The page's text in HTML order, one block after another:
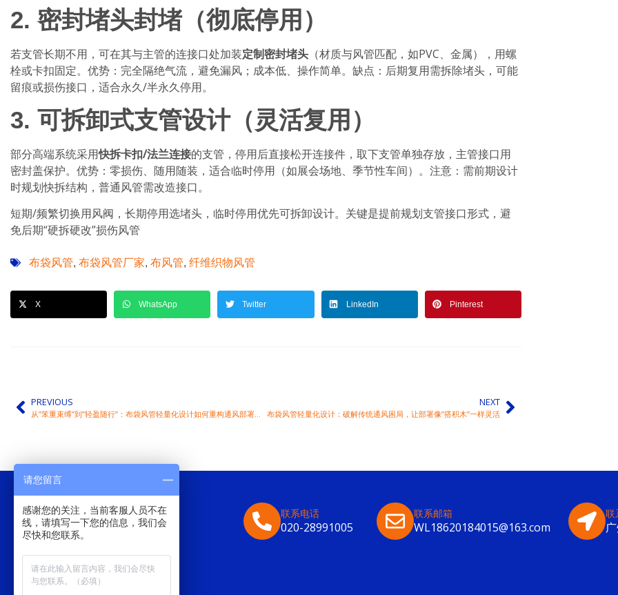
2.密封堵头封堵（彻底停用）
若支管长期不用，可在其与主管的连接口处加装定制密封堵头 （材质与风管匹配，如PVC、金属），用螺
栓或卡扣固定。优势：完全隔绝气流，避免漏风；成本低、操作简单。缺点：后期复用需拆除堵头，可能
留痕或损伤接口，适合永久/半永久停用。
3. 可拆卸式支管设计（灵活复用）
部分高端系统采用快拆卡扣/法兰连接的支管，停用后直接松开连接件，取下支管单独存放，主管接口用
密封盖保护。优势：零损伤、随用随装，适合临时停用（如展会场地、季节性车间）。注意：需前期设计
时规划快拆结构，普通风管需改造接口。
短期/频繁切换用风阀，长期停用选堵头，临时停用优先可拆卸设计。关键是提前规划支管接口形式，避
免后期“硬拆硬改”损伤风管
布袋风管, 布袋风管厂家, 布风管, 纤维织物风管
X WhatsApp Twitter LinkedIn Pinterest
PREVIOUS NEXT
布袋风管轻量化设计：破解传统通风困局，让部署像”搭积木”一样灵活
联系电话
020-28991005
联系邮箱
WL18620184015@163.com
联
请您留言
感谢您的关注，当前客服人员不在
线，请填写一下您的信息，我们会
尽快和您联系。